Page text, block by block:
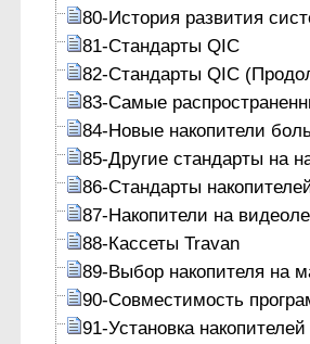
80-История развития
81-Стандарты QIC
82-Стандарты QIC
83-Самые
84-Новые накопители
85-Другие стандарты на
86-Стандарты
87-Накопители на
88-Кассеты Travan
89-Выбор накопителя на
90-Совместимость
91-Установка